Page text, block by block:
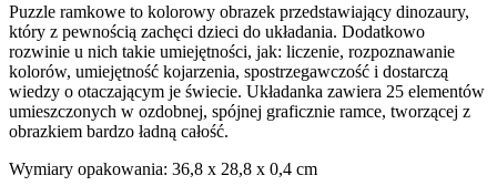
Puzzle ramkowe to kolorowy obrazek przedstawiający dinozaury,
który z pewnością zachęci dzieci do układania. Dodatkowo
rozwinie u nich takie umiejętności, jak: liczenie, rozpoznawanie
kolorów, umiejętność kojarzenia, spostrzegawczość i dostarczą
wiedzy o otaczającym je świecie. Układanka zawiera 25 elementów
umieszczonych w ozdobnej, spójnej graficznie ramce, tworzącej z
obrazkiem bardzo ładną całość.
Wymiary opakowania: 36,8 x 28,8 x 0,4 cm